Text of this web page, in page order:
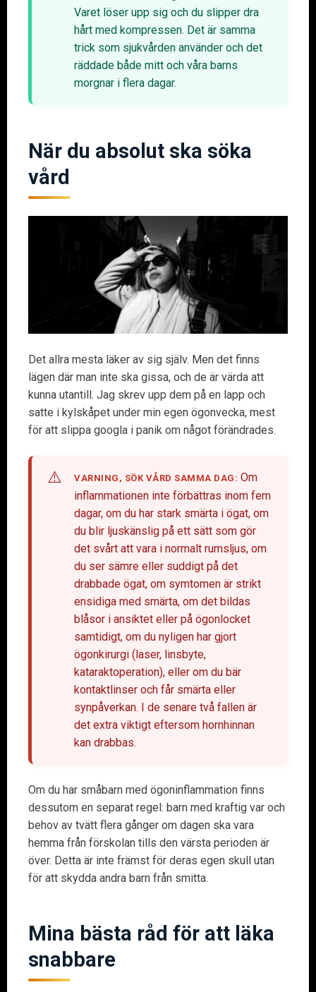
Varet löser upp sig och du slipper dra
hårt med kompressen. Det är samma
trick som sjukvården använder och det
räddade både mitt och våra barns
morgnar i flera dagar.
När du absolut ska söka
vård
Det allra mesta läker av sig själv. Men det finns
lägen där man inte ska gissa, och de är värda att
kunna utantill. Jag skrev upp dem på en lapp och
satte i kylskåpet under min egen ögonvecka, mest
för att slippa googla i panik om något förändrades.
VARNING, SÖK VÅRD SAMMA DAG: Om
inflammationen inte förbättras inom fem
dagar, om du har stark smärta i ögat, om
du blir ljuskänslig på ett sätt som gör
det svårt att vara i normalt rumsljus, om
du ser sämre eller suddigt på det
drabbade ögat, om symtomen är strikt
ensidiga med smärta, om det bildas
blåsor i ansiktet eller på ögonlocket
samtidigt, om du nyligen har gjort
ögonkirurgi (laser, linsbyte,
kataraktoperation), eller om du bär
kontaktlinser och får smärta eller
synpåverkan. I de senare två fallen är
det extra viktigt eftersom hornhinnan
kan drabbas.
Om du har småbarn med ögoninflammation finns
dessutom en separat regel: barn med kraftig var och
behov av tvätt flera gånger om dagen ska vara
hemma från förskolan tills den värsta perioden är
över. Detta är inte främst för deras egen skull utan
för att skydda andra barn från smitta.
Mina bästa råd för att läka
snabbare